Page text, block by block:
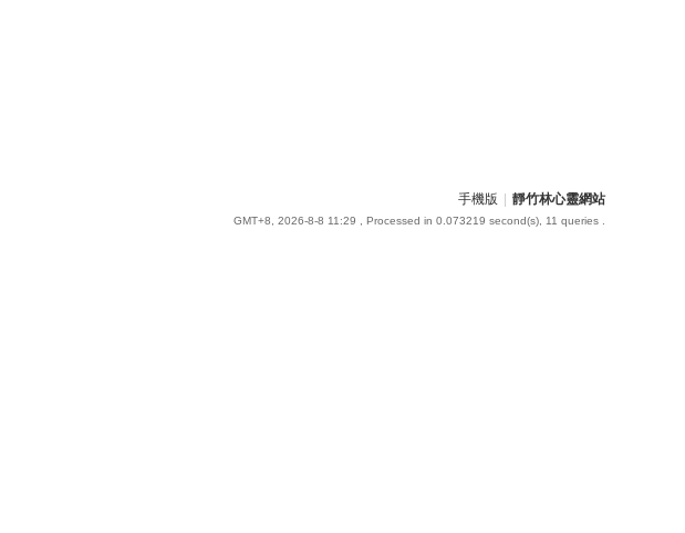
手機版 靜竹林心靈網站
GMT+8, 2026-8-8 11:29 , Processed in 0.073219 second(s), 11 queries .